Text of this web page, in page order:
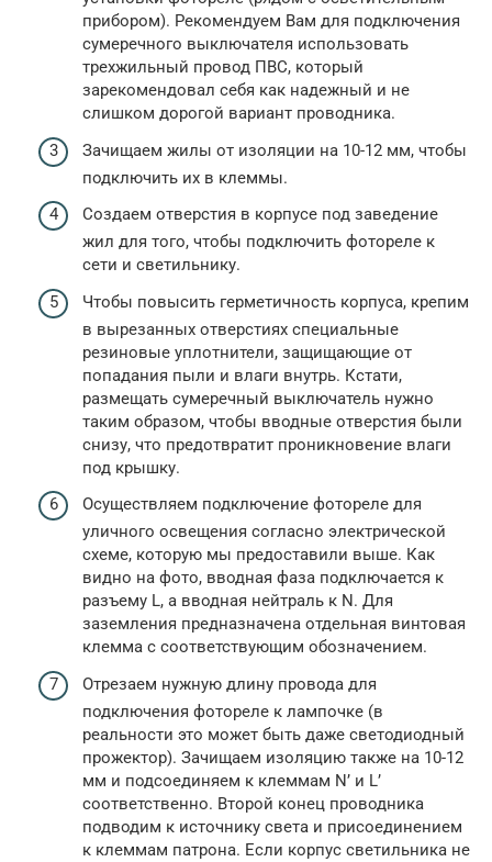
прибором). Рекомендуем Вам для подключения
сумеречного выключателя использовать
трехжильный провод ПВС, который
зарекомендовал себя как надежный и не
слишком дорогой вариант проводника.
Зачищаем жилы от изоляции на 10-12 мм, чтобы
подключить их в клеммы.
Создаем отверстия в корпусе под заведение
жил для того, чтобы подключить фотореле к
сети и светильнику.
Чтобы повысить герметичность корпуса, крепим
в вырезанных отверстиях специальные
резиновые уплотнители, защищающие от
попадания пыли и влаги внутрь. Кстати,
размещать сумеречный выключатель нужно
таким образом, чтобы вводные отверстия были
снизу, что предотвратит проникновение влаги
под крышку.
Осуществляем подключение фотореле для
уличного освещения согласно электрической
схеме, которую мы предоставили выше. Как
видно на фото, вводная фаза подключается к
разъему L, а вводная нейтраль к N. Для
заземления предназначена отдельная винтовая
клемма с соответствующим обозначением.
Отрезаем нужную длину провода для
подключения фотореле к лампочке (в
реальности это может быть даже светодиодный
прожектор). Зачищаем изоляцию также на 10-12
мм и подсоединяем к клеммам N’ и L’
соответственно. Второй конец проводника
подводим к источнику света и присоединением
к клеммам патрона. Если корпус светильника не